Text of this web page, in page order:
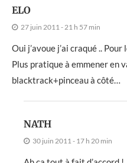
ELO
27 juin 2011 - 21 h 57 min
Oui j’avoue j’ai craqué ..
Plus pratique à emmener en
blacktrack+pinceau à côté…
NATH
30 juin 2011 - 17 h 20 min